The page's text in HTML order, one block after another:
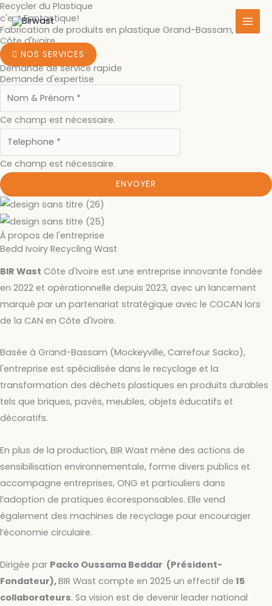
Aller
au
contenu
Recycler du Plastique
c'est Fantastique!
Fabrication de produits en plastique Grand-Bassam, Sud
Côte d'Ivoire
NOS SERVICES
Demande de service rapide
Demande d'expertise
Ce champ est nécessaire.
Ce champ est nécessaire.
ENVOYER
À propos de l'entreprise
Bedd Ivoiry Recycling Wast
BIR Wast Côte d'Ivoire est une entreprise innovante fondée
en 2022 et opérationnelle depuis 2023, avec un lancement
marqué par un partenariat stratégique avec le COCAN lors
de la CAN en Côte d'Ivoire.
Basée à Grand-Bassam (Mockeyville, Carrefour Sacko),
l'entreprise est spécialisée dans le recyclage et la
transformation des déchets plastiques en produits durables
tels que briques, pavés, meubles, objets éducatifs et
décoratifs.
En plus de la production, BIR Wast mène des actions de
sensibilisation environnementale, forme divers publics et
accompagne entreprises, ONG et particuliers dans
l’adoption de pratiques écoresponsables. Elle vend
également des machines de recyclage pour encourager
l’économie circulaire.
Dirigée par Packo Oussama Beddar (Président-
Fondateur),BIR Wast compte en 2025 un effectif de 15
collaborateurs. Sa vision est de devenir leader national